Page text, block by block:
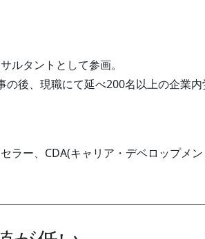
ルタントとして参画。
後、現職にて延べ200名以上の企業内
ラー、CDA(キャリア・デベロップメ